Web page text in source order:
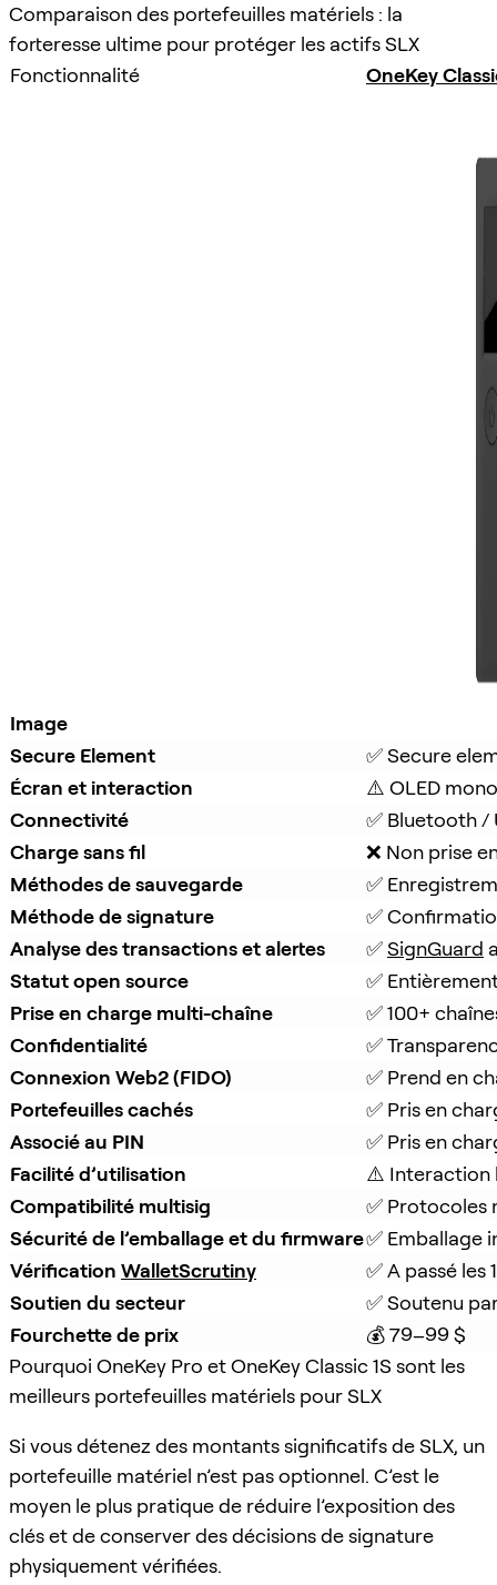
Comparaison des portefeuilles matériels : la
forteresse ultime pour protéger les actifs SLX
Fonctionnalité
OneKey
Image
Secure Element
✅ Secure
Écran et interaction
⚠️ OLED
Connectivité
✅ Bluetooth /
Charge sans fil
❌ Non prise
Méthodes de sauvegarde
✅
Méthode de signature
✅
Analyse des transactions et alertes
✅ SignGuard
Statut open source
✅
Prise en charge multi-chaîne
✅ 100+
Confidentialité
✅
Connexion Web2 (FIDO)
✅ Prend en
Portefeuilles cachés
✅ Pris en
Associé au PIN
✅ Pris en
Facilité d’utilisation
⚠️ Interaction
Compatibilité multisig
✅ Protocoles
Sécurité de l’emballage et du firmware✅ Emballage
Vérification WalletScrutiny
✅ A passé
Soutien du secteur
✅ Soutenu
Fourchette de prix
💰 79–99 $
Pourquoi OneKey Pro et OneKey Classic 1S sont les
meilleurs portefeuilles matériels pour SLX
Si vous détenez des montants significatifs de SLX, un
portefeuille matériel n’est pas optionnel. C’est le
moyen le plus pratique de réduire l’exposition des
clés et de conserver des décisions de signature
physiquement vérifiées.